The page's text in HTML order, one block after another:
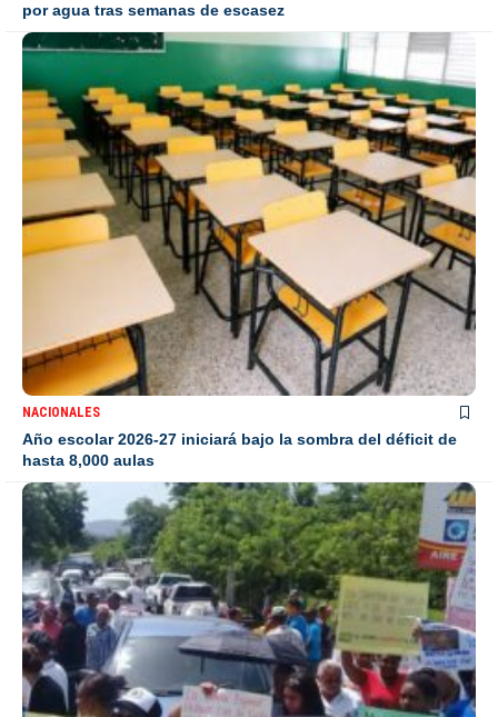
por agua tras semanas de escasez
NACIONALES
Año escolar 2026-27 iniciará bajo la sombra del déficit de
hasta 8,000 aulas